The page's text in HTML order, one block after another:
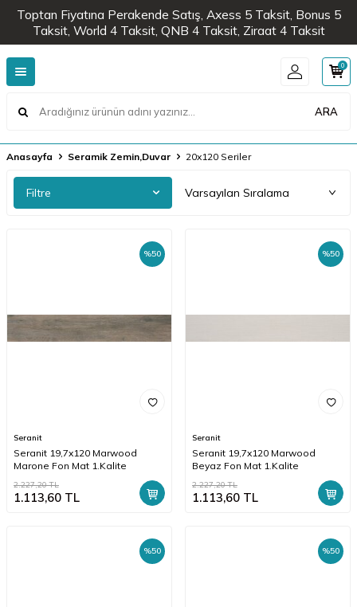
Toptan Fiyatına Perakende Satış, Axess 5 Taksit, Bonus 5
Taksit, World 4 Taksit, QNB 4 Taksit, Ziraat 4 Taksit
ARA
0
Anasayfa Seramik Zemin,Duvar 20x120 Seriler
Filtre
%50
Seranit
Seranit 19,7x120 Marwood
Marone Fon Mat 1.Kalite
2.227,20TL
1.113,60 TL
%50
Seranit
Seranit 19,7x120 Marwood
Beyaz Fon Mat 1.Kalite
2.227,20TL
1.113,60 TL
%50 %50